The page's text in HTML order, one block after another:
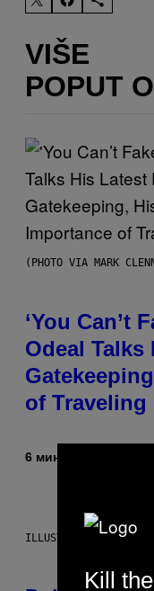
VIŠE
POPUT
(PHOTO VIA MARK
‘You Can’t
Odeal Talks
of
6 минута раније
ILLUSTRATION BY
Kill